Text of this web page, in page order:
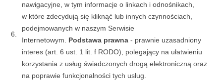
6.
nawigacyjne, w tym informacje o linkach i odnośnikach,
w które zdecydują się kliknąć lub innych czynnościach,
podejmowanych w naszym Serwisie
Internetowym. Podstawa prawna - prawnie uzasadniony
interes (art. 6 ust. 1 lit. f RODO), polegający na ułatwieniu
korzystania z usług świadczonych drogą elektroniczną oraz
na poprawie funkcjonalności tych usług.